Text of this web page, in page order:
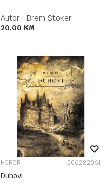
Autor : Brem Stoker
20,00 KM
HOROR 206282061
Duhovi